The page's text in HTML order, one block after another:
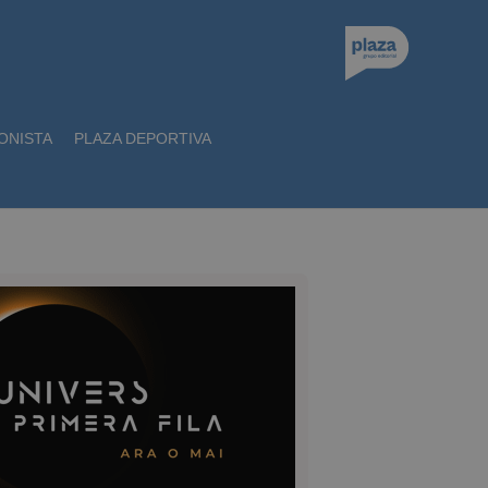
PLAZA DEPORTIVA